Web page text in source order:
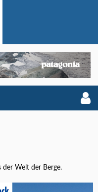
Welt der Berge.